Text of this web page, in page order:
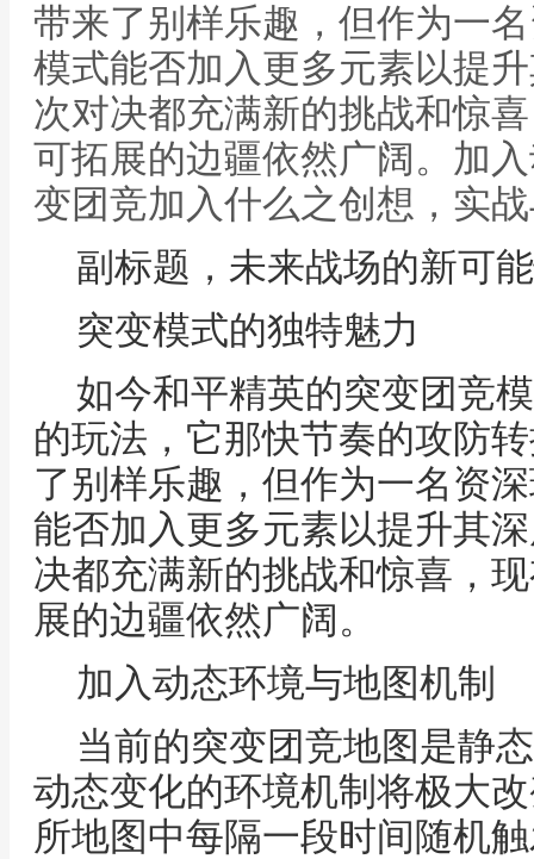
带来了别样乐趣，但作为一
模式能否加入更多元素以提
次对决都充满新的挑战和惊
可拓展的边疆依然广阔。加
变团竞加入什么之创想，实
副标题，未来战场的新可
突变模式的独特魅力
如今和平精英的突变团竞
的玩法，它那快节奏的攻防
了别样乐趣，但作为一名资
能否加入更多元素以提升其
决都充满新的挑战和惊喜，
展的边疆依然广阔。
加入动态环境与地图机制
当前的突变团竞地图是静
动态变化的环境机制将极大
所地图中每隔一段时间随机